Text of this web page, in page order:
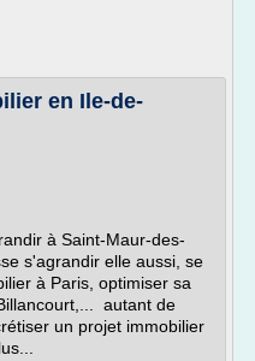
en Ile-de-
à Saint-Maur-des-
s'agrandir elle aussi, se
à Paris, optimiser sa
autant de
un projet immobilier